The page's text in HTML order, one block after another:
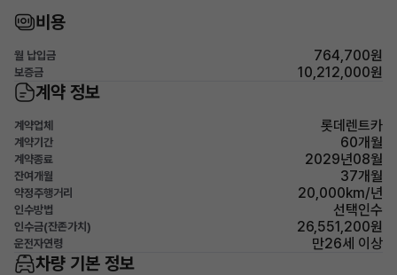
비용
월 납입금 764,700원
보증금 10,212,000원
계약 정보
계약업체 롯데렌트카
계약기간 60개월
계약종료 2029년08월
잔여개월 37개월
약정주행거리 20,000km/년
인수방법 선택인수
인수금(잔존가치) 26,551,200원
운전자연령 만26세 이상
차량 기본 정보